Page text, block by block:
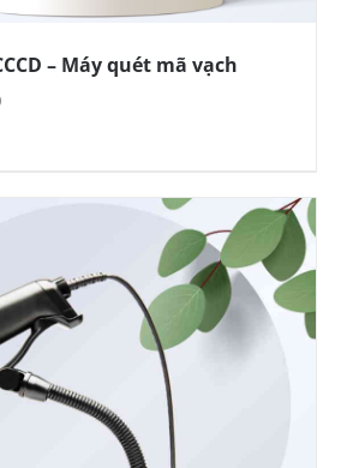
– Máy quét mã vạch